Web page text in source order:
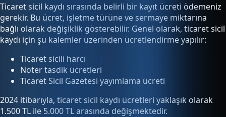
Ticaret sicil kaydı sırasında belirli bir kayıt ücreti ödemeniz
gerekir. Bu ücret, işletme türüne ve sermaye miktarına
bağlı olarak değişiklik gösterebilir. Genel olarak, ticaret sicil
kaydı için şu kalemler üzerinden ücretlendirme yapılır:
Ticaret sicili harcı
Noter tasdik ücretleri
Ticaret Sicil Gazetesi yayımlama ücreti
2024 itibarıyla, ticaret sicil kaydı ücretleri yaklaşık olarak
1.500 TL ile 5.000 TL arasında değişmektedir.